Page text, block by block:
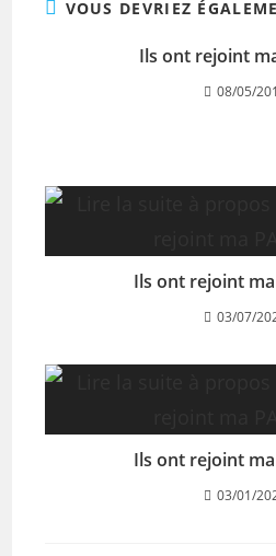
VOUS DEVRIEZ
Ils ont rejoint
08/05/
Ils ont rejoint ma
03/07/
Ils ont rejoint ma
03/01/